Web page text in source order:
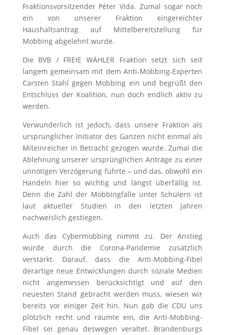
Fraktionsvorsitzender Péter Vida. Zumal sogar noch
ein von unserer Fraktion eingereichter
Haushaltsantrag auf Mittelbereitstellung für
Mobbing abgelehnt wurde.
Die BVB / FREIE WÄHLER Fraktion setzt sich seit
langem gemeinsam mit dem Anti-Mobbing-Experten
Carsten Stahl gegen Mobbing ein und begrüßt den
Entschluss der Koalition, nun doch endlich aktiv zu
werden.
Verwunderlich ist jedoch, dass unsere Fraktion als
ursprünglicher Initiator des Ganzen nicht einmal als
Miteinreicher in Betracht gezogen wurde. Zumal die
Ablehnung unserer ursprünglichen Anträge zu einer
unnötigen Verzögerung führte – und das, obwohl ein
Handeln hier so wichtig und längst überfällig ist.
Denn die Zahl der Mobbingfälle unter Schülern ist
laut aktueller Studien in den letzten Jahren
nachweislich gestiegen.
Auch das Cybermobbing nimmt zu. Der Anstieg
wurde durch die Corona-Pandemie zusätzlich
verstärkt. Darauf, dass die Anti-Mobbing-Fibel
derartige neue Entwicklungen durch soziale Medien
nicht angemessen berücksichtigt und auf den
neuesten Stand gebracht werden muss, wiesen wir
bereits vor einiger Zeit hin. Nun gab die CDU uns
plötzlich recht und räumte ein, die Anti-Mobbing-
Fibel sei genau deswegen veraltet. Brandenburgs